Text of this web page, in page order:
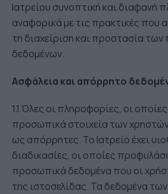
Ιατρείου συνοπτική και διαφανή
αναφορικά με τις πρακτικές που
τη διαχείριση και προστασία
δεδομένων.
Ασφάλεια και απόρρητο
1.1 Όλες οι πληροφορίες, οι
προσωπικά στοιχεία των
ως απόρρητες. Το Ιατρείο έχει
διαδικασίες, οι οποίες
προσωπικά δεδομένα που οι
της ιστοσελίδας. Τα δεδομένα